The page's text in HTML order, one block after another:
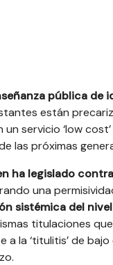
pública
están
servicio ‘low
las próximas
ha legislado
una
sistémica del
titulaciones
a la ‘titulitis’ de